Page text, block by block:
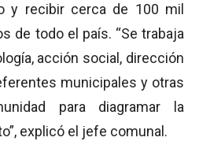
y recibir cerca de 100 mil
de todo el país. “Se trabaja
acción social, dirección
municipales y otras
para diagramar la
explicó el jefe comunal.